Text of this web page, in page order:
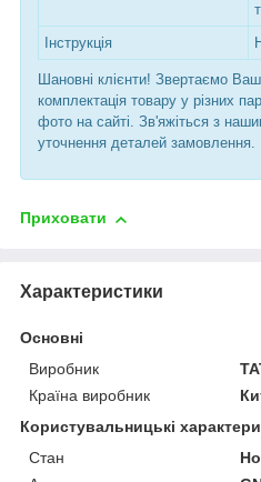
Інструкція
Шановні клієнти! Звертаємо
комплектація товару у різних
фото на сайті. Зв'яжіться з
уточнення деталей замовлення.
Приховати
Характеристики
Основні
Виробник
Країна виробник
Користувальницькі
Cтан